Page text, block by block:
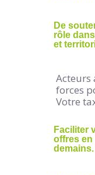
De
rôle
et
Acteurs
forces
Votre
Faciliter
offres en
demains.